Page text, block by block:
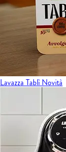
Lavazza Tablì Novità